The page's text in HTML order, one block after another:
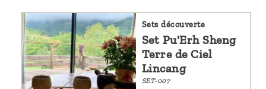
Sets découverte
Set Pu'Erh Sheng
Terre de Ciel
Lincang
SET-007